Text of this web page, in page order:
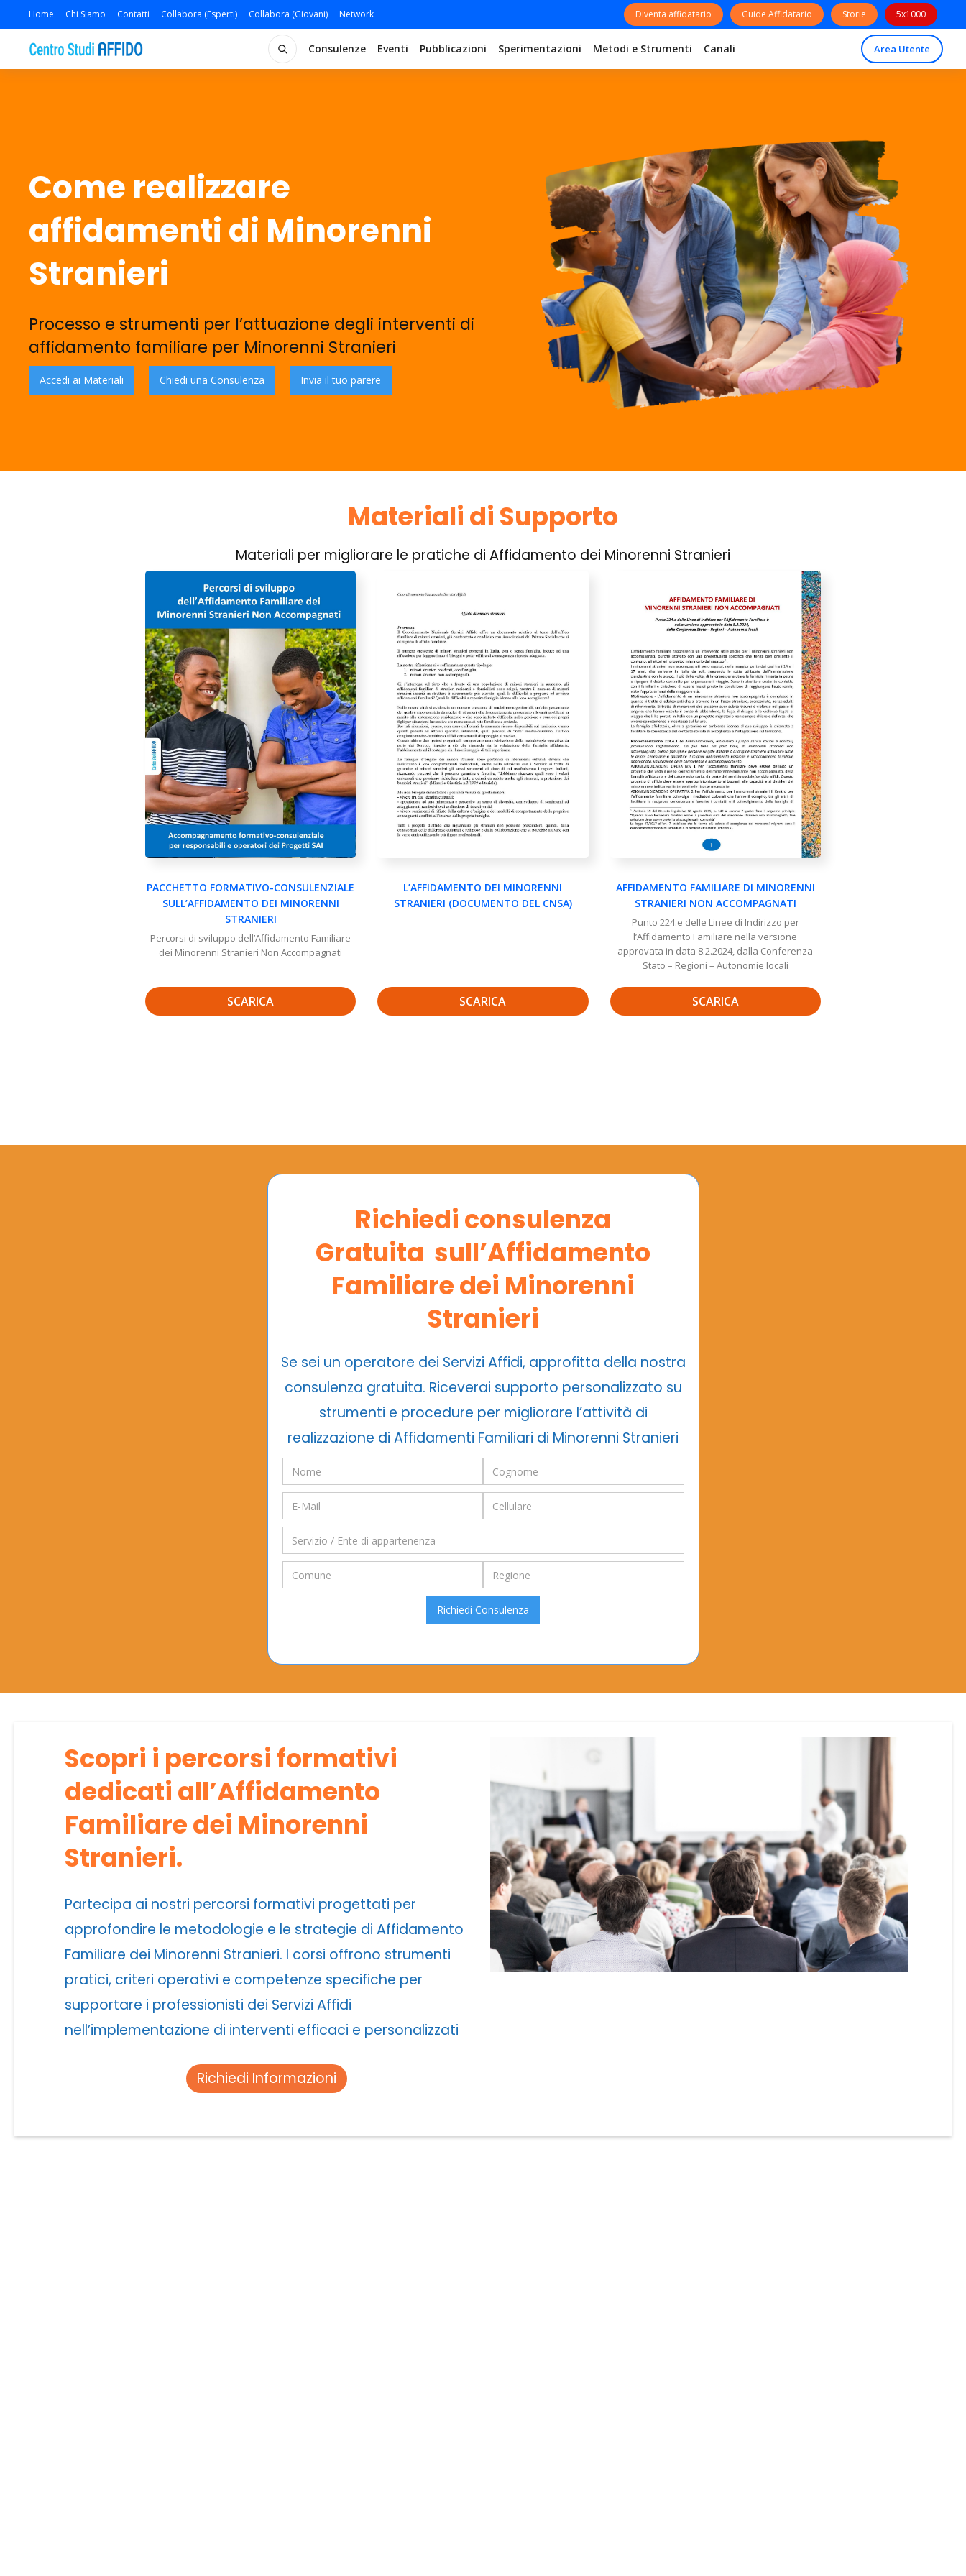
Home Chi Siamo Contatti Collabora (Esperti) Collabora (Giovani) Network Diventa affidatario Guide Affidatario Storie 5x1000
Consulenze Eventi Pubblicazioni Sperimentazioni Metodi e Strumenti Canali Area Utente
Come realizzare
affidamenti di Minorenni
Stranieri
Processo e strumenti per l’attuazione degli interventi di
affidamento familiare per Minorenni Stranieri
Accedi ai Materiali Chiedi una Consulenza Invia il tuo parere
Materiali di Supporto
Materiali per migliorare le pratiche di Affidamento dei Minorenni Stranieri
PACCHETTO FORMATIVO-CONSULENZIALE
SULL’AFFIDAMENTO DEI MINORENNI
STRANIERI
Percorsi di sviluppo dell’Affidamento Familiare
dei Minorenni Stranieri Non Accompagnati
SCARICA
L’AFFIDAMENTO DEI MINORENNI
STRANIERI (DOCUMENTO DEL CNSA)
SCARICA
AFFIDAMENTO FAMILIARE DI MINORENNI
STRANIERI NON ACCOMPAGNATI
Punto 224.e delle Linee di Indirizzo per
l’Affidamento Familiare nella versione
approvata in data 8.2.2024, dalla Conferenza
Stato – Regioni – Autonomie locali
SCARICA
Richiedi consulenza
Gratuita sull’Affidamento
Familiare dei Minorenni
Stranieri
Se sei un operatore dei Servizi Affidi, approfitta della nostra
consulenza gratuita. Riceverai supporto personalizzato su
strumenti e procedure per migliorare l’attività di
realizzazione di Affidamenti Familiari di Minorenni Stranieri
Scopri i percorsi formativi
dedicati all’Affidamento
Familiare dei Minorenni
Stranieri.
Partecipa ai nostri percorsi formativi progettati per
approfondire le metodologie e le strategie di Affidamento
Familiare dei Minorenni Stranieri. I corsi offrono strumenti
pratici, criteri operativi e competenze specifiche per
supportare i professionisti dei Servizi Affidi
nell’implementazione di interventi efficaci e personalizzati
Richiedi Informazioni